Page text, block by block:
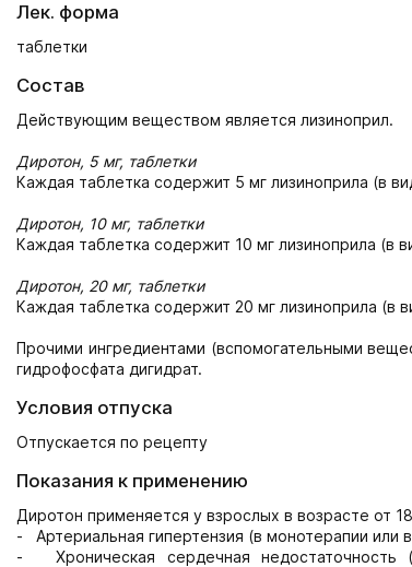
Лек. форма
таблетки
Состав
Действующим веществом является лизиноприл.
Диротон, 5 мг, таблетки
Каждая таблетка содержит 5 мг лизиноприла (в
Диротон, 10 мг, таблетки
Каждая таблетка содержит 10 мг лизиноприла (в
Диротон, 20 мг, таблетки
Каждая таблетка содержит 20 мг лизиноприла (в
Прочими ингредиентами (вспомогательными
гидрофосфата дигидрат.
Условия отпуска
Отпускается по рецепту
Показания к применению
Диротон применяется у взрослых в возрасте от
- Артериальная гипертензия (в монотерапии или
- Хроническая сердечная недостаточность